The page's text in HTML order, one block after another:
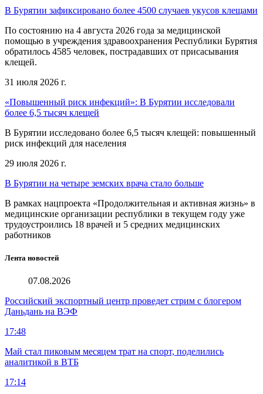
В Бурятии зафиксировано более 4500 случаев укусов клещами
По состоянию на 4 августа 2026 года за медицинской
помощью в учреждения здравоохранения Республики Бурятия
обратилось 4585 человек, пострадавших от присасывания
клещей.
31 июля 2026 г.
«Повышенный риск инфекций»: В Бурятии исследовали
более 6,5 тысяч клещей
В Бурятии исследовано более 6,5 тысяч клещей: повышенный
риск инфекций для населения
29 июля 2026 г.
В Бурятии на четыре земских врача стало больше
В рамках нацпроекта «Продолжительная и активная жизнь» в
медицинские организации республики в текущем году уже
трудоустроились 18 врачей и 5 средних медицинских
работников
Лента новостей
07.08.2026
Российский экспортный центр проведет стрим с блогером
Даньдань на ВЭФ
17:48
Май стал пиковым месяцем трат на спорт, поделились
аналитикой в ВТБ
17:14